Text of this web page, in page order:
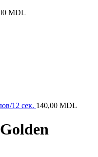
MDL
12 сек. 140,00 MDL